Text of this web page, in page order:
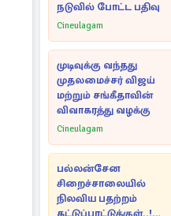
நடுவில் போட்ட பதிவு
Cineulagam
முடிவுக்கு வந்தது
முதலமைச்சர் விஜய்
மற்றும் சங்கீதாவின்
விவாகரத்து வழக்கு
Cineulagam
பல்லன்சேன
சிறைச்சாலையில்
நிலவிய பதற்றம்